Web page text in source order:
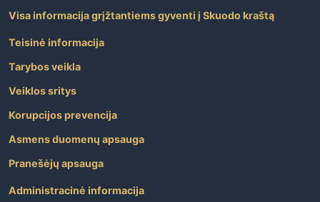
Visa informacija grįžtantiems gyventi į Skuodo kraštą
Teisinė informacija
Tarybos veikla
Veiklos sritys
Korupcijos prevencija
Asmens duomenų apsauga
Pranešėjų apsauga
Administracinė informacija